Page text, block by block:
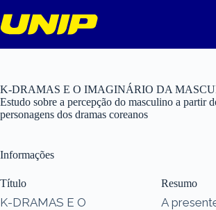
para
o
K-DRAMAS E O IMAGINÁRIO DA
Estudo sobre a percepção do masculino a partir
personagens dos dramas coreanos
Informações
Título
K-DRAMAS E O
Resumo
A